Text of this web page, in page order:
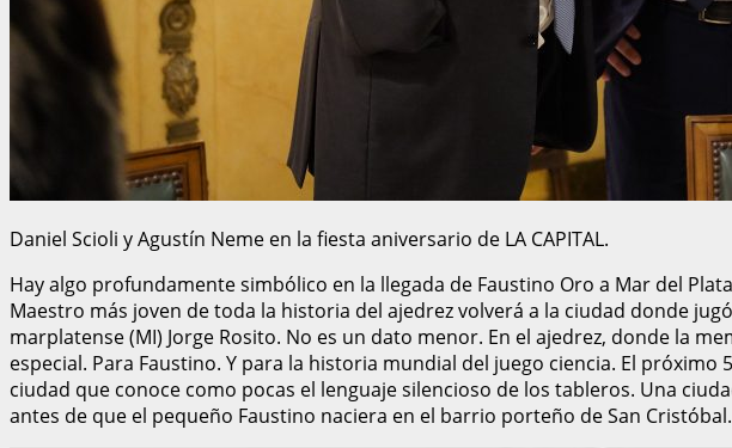
Daniel Scioli y Agustín Neme en la fiesta aniversario de LA CAPITAL.
Hay algo profundamente simbólico en la llegada de Faustino Oro a Mar del
Maestro más joven de toda la historia del ajedrez volverá a la ciudad donde
marplatense (MI) Jorge Rosito. No es un dato menor. En el ajedrez, donde la
especial. Para Faustino. Y para la historia mundial del juego ciencia. El
ciudad que conoce como pocas el lenguaje silencioso de los tableros. Una
antes de que el pequeño Faustino naciera en el barrio porteño de San Cristóbal.